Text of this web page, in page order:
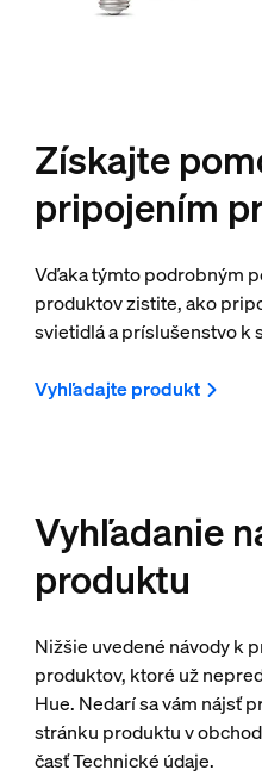
Získajte
pripojením
Vďaka týmto podrobným
produktov zistite, ako
svietidlá a príslušenstvo k
Vyhľadajte produkt
Vyhľadanie
produktu
Nižšie uvedené návody k
produktov, ktoré už
Hue. Nedarí sa vám nájsť
stránku produktu v
časť Technické údaje.